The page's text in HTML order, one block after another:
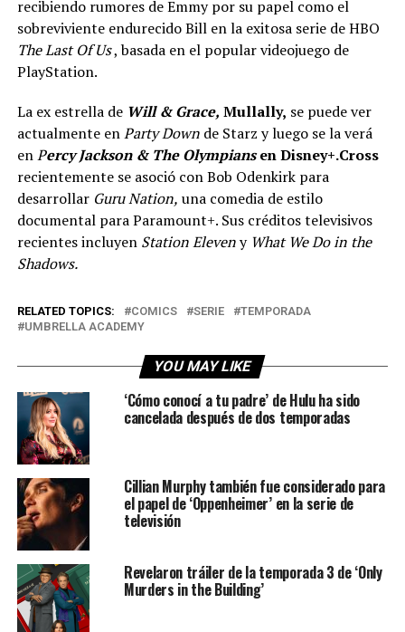
recibiendo rumores de Emmy por su papel como el
sobreviviente endurecido Bill en la exitosa serie de HBO
The Last Of Us, basada en el popular videojuego de
PlayStation.
La ex estrella de Will & Grace, Mullally, se puede ver
actualmente enParty Downde Starz y luego se la verá
enPercy Jackson & The Olympiansen Disney+.Cross
recientemente se asoció con Bob Odenkirk para
desarrollar Guru Nation, una comedia de estilo
documental para Paramount+. Sus créditos televisivos
recientes incluyen Station Eleveny What We Do in the
Shadows.
RELATED TOPICS: COMICS SERIE
TEMPORADA
UMBRELLA ACADEMY
YOU MAY LIKE
‘Cómo conocí a tu padre’ de Hulu ha sido
cancelada después de dos temporadas
Cillian Murphy también fue considerado para
el papel de ‘Oppenheimer’ en la serie de
televisión
Revelaron tráiler de la temporada 3 de ‘Only
Murders in the Building’